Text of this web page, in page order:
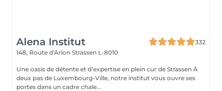
Alena Institut
332
148, Route d'Arlon Strassen L-8010
Une oasis de détente et d'expertise en plein cur de Strassen À
deux pas de Luxembourg-Ville, notre institut vous ouvre ses
portes dans un cadre chale...